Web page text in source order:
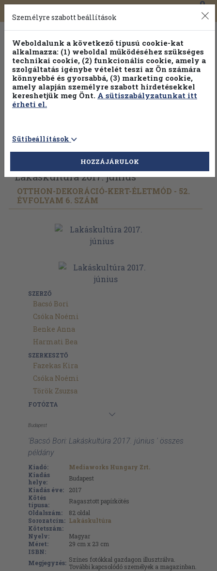
Toggle
navigation
0
Vissza az előző oldalra Válasszon példányt
Lakáskultúra 2017. június
OTTHON-DEKORÁCIÓ-KERT-ÉLETMÓD - 52.
ÉVFOLYAM 6. SZÁM
SZERZŐ
Bacsó Bori
Csóka Noémi
Benke Anna
Harmati Bea
SZERKESZTŐ
Fazekas Kira
Csóka Noémi
Török Zsuzsa
FOTÓZTA
Budapest
'Bacsó Bori: Lakáskultúra 2017. június ' összes
példány
Kiadó:
Mediaworks Hungary Zrt.
Kiadás
helye:
Budapest
Kiadás éve:
2017
Kötés
típusa:
Ragasztott papírkötés
Oldalszám:
82 oldal
Sorozatcím: Lakáskultúra
Kötetszám:
Nyelv:
Magyar
Méret:
29 cm x 23 cm
ISBN:
Megjegyzés: Színes fotókkal gazdagon illusztrálva.
További kapcsolódó személyek a magazinban.
Személyre szabott beállítások
Weboldalunk a következő típusú cookie-kat
alkalmazza: (1) weboldal működéséhez szükséges
technikai cookie, (2) funkcionális cookie, amely a
szolgáltatás igénybe vételét teszi az Ön számára
könnyebbé és gyorsabbá, (3) marketing cookie,
amely alapján személyre szabott hirdetésekkel
kereshetjük meg Önt. A sütiszabályzatunkat itt
érheti el.
Sütibeállítások
HOZZÁJÁRULOK